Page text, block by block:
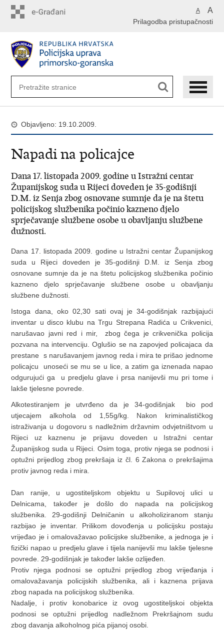
A A
Prilagodba pristupačnosti
Objavljeno: 19.10.2009.
Napadi na policajce
Dana 17. listopada 2009. godine u Istražni centar
Županijskog suda u Rijeci doveden je 35-godišnji
D.M. iz Senja zbog osnovane sumnje da je na štetu
policijskog službenika počinio kazneno djelo
sprječavanje službene osobe u obavljanju službene
dužnosti.
Dana 17. listopada 2009. godine u Istražni centar Županijskog
suda u Rijeci doveden je 35-godišnji D.M. iz Senja zbog
osnovane sumnje da je na štetu policijskog službenika počinio
kazneno djelo sprječavanje službene osobe u obavljanju
službene dužnosti.
Istoga dana, oko 02,30 sati ovaj je 34-godišnjak razbijajući
inventar u disco klubu na Trgu Strepana Radića u Crikvenici,
narušavao javni red i mir, zbog čega je crikvenička policija
pozvana na intervenciju. Oglušio se na zapovjed policajaca da
prestane s narušavanjem javnog reda i mira te prišao jednome
policajcu unoseći se mu se u lice, a zatim ga iznenada napao
odgurujući ga u predjelu glave i prsa nanijevši mu pri tome i
lakše tjelesne povrede.
Alkotestiranjem je utvrđeno da je 34-godišnjak bio pod
utjecajem alkohola od 1,55g/kg. Nakon kriminalističkog
istraživanja u dogovoru s nadležnim državnim odvjetništvom u
Rijeci uz kaznenu je prijavu doveden u Istražni centar
Županijskog suda u Rijeci. Osim toga, protiv njega se podnosi i
optužni prijedlog zbog prekršaja iz čl. 6 Zakona o prekršajima
protiv javnog reda i mira.
Dan ranije, u ugostiteljskom objektu u Supilovoj ulici u
Delnicama, također je došlo do napada na policijskog
službenika. 29-godišnji Delničanin u alkoholiziranom stanju
razbijao je inventar. Prilikom dovođenja u policijsku postaju
vrijeđao je i omalovažavao policijske službenike, a jednoga je i
fizički napao u predjelu glave i tijela nanijevši mu lakše tjelesne
povrede. 29-godišnjak je također lakše ozlijeđen.
Protiv njega podnosi se optužni prijedlog zbog vrijeđanja i
omalovažavanja policijskih službenika, ali i kaznena prijava
zbog napada na policijskog službenika.
Nadalje, i protiv konobarice iz ovog ugostiteljskoi objekta
podnosi se optužni prijedlog nadležnom Prekršajnom sudu
zbog davanja alkoholnog pića pijanoj osobi.